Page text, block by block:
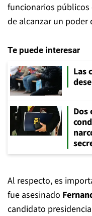
funcionarios públicos
de alcanzar un
Te puede interesar
Las
Dos
Al respecto, es
fue asesinado
candidato